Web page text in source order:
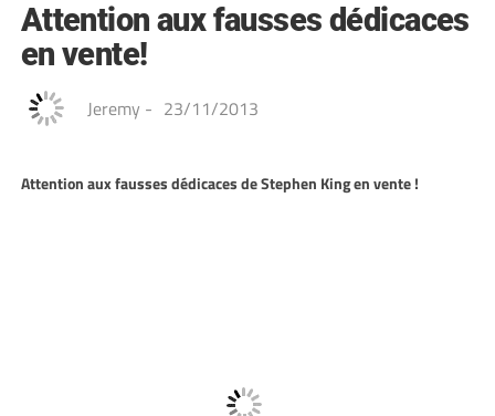
Attention aux fausses dédicaces
en vente!
Jeremy - 23/11/2013
Attention aux fausses dédicaces de Stephen King en vente !